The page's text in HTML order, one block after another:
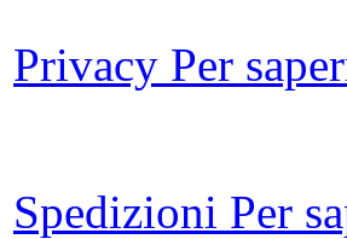
Privacy Per
Spedizioni Per